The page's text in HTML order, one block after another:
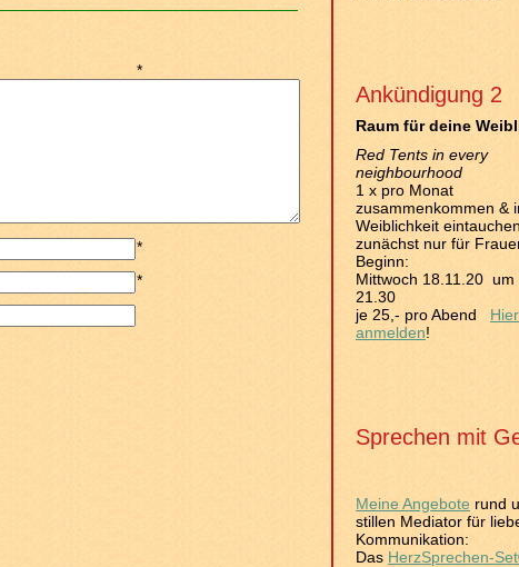
Ankündigung 2
Raum für deine
Red Tents in every
neighbourhood
1 x pro Monat
zusammenkommen &
Weiblichkeit
zunächst nur für
Beginn:
Mittwoch 18.11.20 um
21.30
je 25,- pro Abend Hier
anmelden!
Sprechen mit
Meine Angebote rund
stillen Mediator für
Kommunikation:
Das HerzSprechen-
*
*
*